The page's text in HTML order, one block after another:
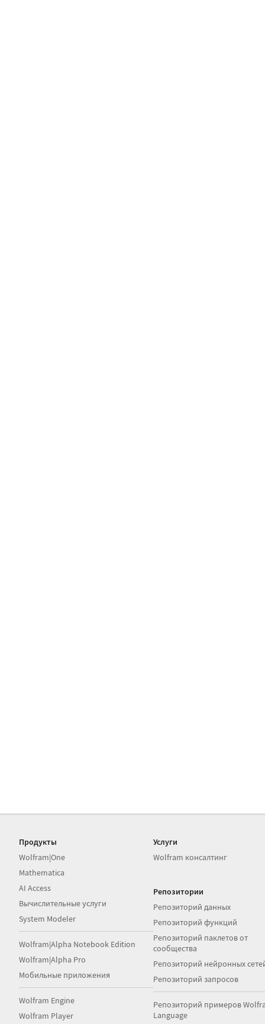
Продукты
Wolfram|One
Mathematica
AI Access
Вычислительные услуги
System Modeler
Wolfram|Alpha Notebook Edition
Wolfram|Alpha Pro
Мобильные приложения
Wolfram Engine
Wolfram Player
Услуги
Wolfram консалтинг
Репозитории
Репозиторий данных
Репозиторий функций
Репозиторий паклетов от
сообщества
Репозиторий нейронных
Репозиторий запросов
Репозиторий примеров
Language